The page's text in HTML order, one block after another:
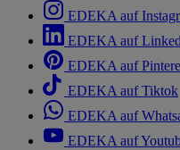
EDEKA auf
EDEKA auf
EDEKA auf
EDEKA auf Tiktok
EDEKA auf
EDEKA auf